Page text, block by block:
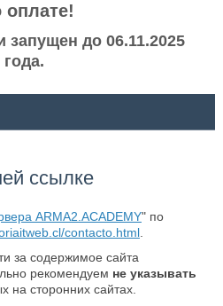
оплате!
запущен до 06.11.2025
года.
ссылке
ARMA2.ACADEMY" по
contacto.html.
за содержимое сайта
рекомендуем не указывать
на сторонних сайтах.